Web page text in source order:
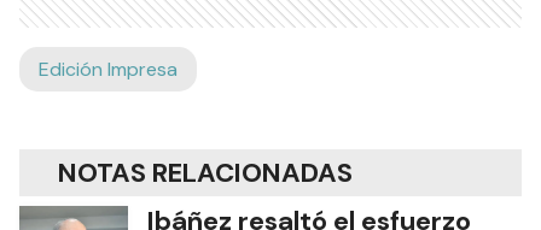
Edición Impresa
NOTAS RELACIONADAS
Ibáñez resaltó el esfuerzo